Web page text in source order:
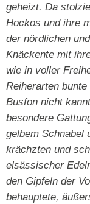
geheizt. Da
Hockos und ihre
der nördlichen
Knäckente mit
wie in voller
Reiherarten
Busfon nicht
besondere
gelbem Schnabel
krächzten und
elsässischer
den Gipfeln der
be­hauptete,